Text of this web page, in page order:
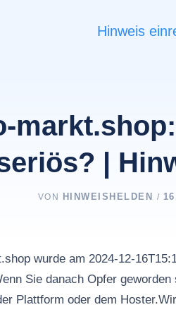
Hinweis
|
VON HINWEISHELDEN /
wurde am 2024-12-
Sie danach Opfer
Plattform oder dem